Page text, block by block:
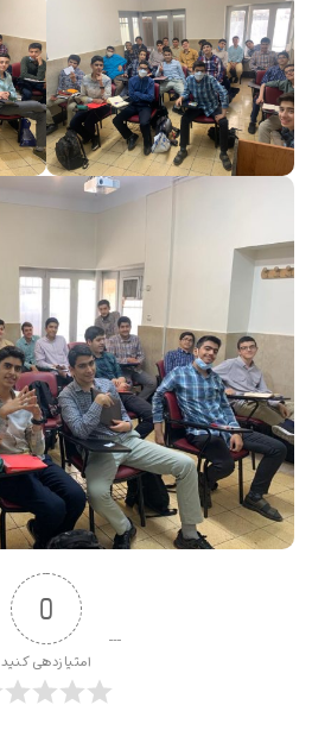
0
امتیازدهی کنید